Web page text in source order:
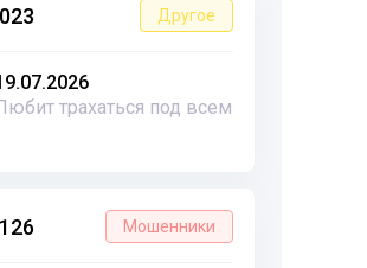
Другое
трахаться под всем
Мошенники